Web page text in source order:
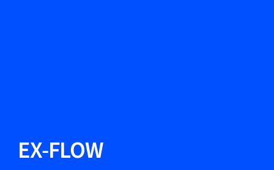
Producten
EX-FLOW